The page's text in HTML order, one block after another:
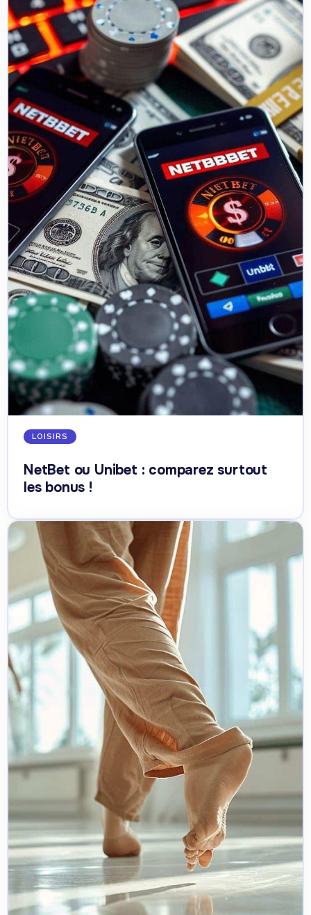
LOISIRS
NetBet ou Unibet : comparez surtout
les bonus !